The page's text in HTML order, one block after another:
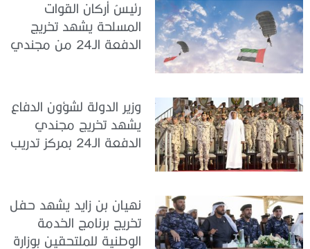
رئيسُ أركان القوات
المسلحة يشهد تخريج
الدفعة الـ24 من مجندي
وزير الدولة لشؤون الدفاع
يشهد تخريج مجندي
الدفعة الـ24 بمركز تدريب
نهيان بن زايد يشهد حفل
تخريج برنامج الخدمة
الوطنية للملتحقين بوزارة